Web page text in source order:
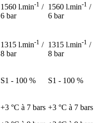
1560 l.min-1 /
6 bar
1560 l.min-1 /
6 bar
1315 l.min-1 /
8 bar
1315 l.min-1 /
8 bar
S1 - 100 % S1 - 100 %
+3 °C à 7 bars +3 °C à 7 bars